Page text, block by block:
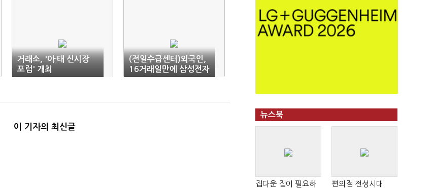
거래소, '아·태 신시장
포럼' 개최
(전일수급센터)외국인,
16거래일만에 삼성전자
순매수
이 기자의 최신글
뉴스북
집다운 집이 필요하
편의점 전성시대